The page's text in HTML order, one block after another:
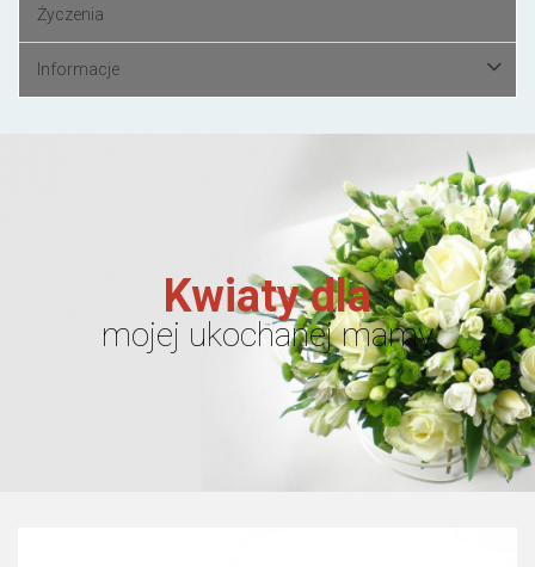
Życzenia
Informacje
Kwiaty dla
mojej ukochanej mamy